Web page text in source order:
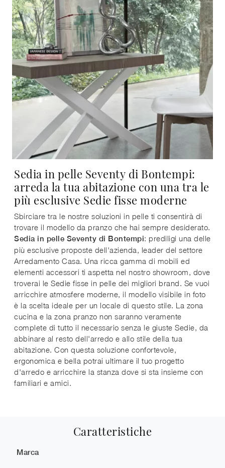
Sedia in pelle Seventy di Bontempi:
arreda la tua abitazione con una tra le
più esclusive Sedie fisse moderne
Sbirciare tra le nostre soluzioni in pelle ti consentirà di
trovare il modello da pranzo che hai sempre desiderato.
Sedia in pelle Seventy di Bontempi: prediligi una delle
più esclusive proposte dell'azienda, leader del settore
Arredamento Casa. Una ricca gamma di mobili ed
elementi accessori ti aspetta nel nostro showroom, dove
troverai le Sedie fisse in pelle dei migliori brand. Se vuoi
arricchire atmosfere moderne, il modello visibile in foto
è la scelta ideale per un locale di questo stile. La zona
cucina e la zona pranzo non saranno veramente
complete di tutto il necessario senza le giuste Sedie, da
abbinare al resto dell'arredo e allo stile della tua
abitazione. Con questa soluzione confortevole,
ergonomica e bella potrai ultimare il tuo progetto
d'arredo e arricchire la stanza dove si sta insieme con
familiari e amici.
Caratteristiche
Marca